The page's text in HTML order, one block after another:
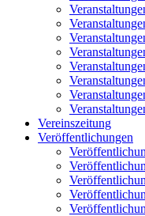
Vereinszeitung
Veröffentlichungen